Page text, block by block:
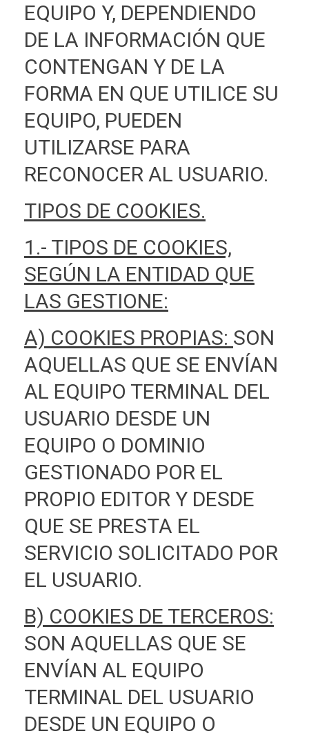
EQUIPO Y, DEPENDIENDO
DE LA INFORMACIÓN QUE
CONTENGAN Y DE LA
FORMA EN QUE UTILICE SU
EQUIPO, PUEDEN
UTILIZARSE PARA
RECONOCER AL USUARIO.
TIPOS DE COOKIES.
1.- TIPOS DE COOKIES,
SEGÚN LA ENTIDAD QUE
LAS GESTIONE:
A) COOKIES PROPIAS: SON
AQUELLAS QUE SE ENVÍAN
AL EQUIPO TERMINAL DEL
USUARIO DESDE UN
EQUIPO O DOMINIO
GESTIONADO POR EL
PROPIO EDITOR Y DESDE
QUE SE PRESTA EL
SERVICIO SOLICITADO POR
EL USUARIO.
B) COOKIES DE TERCEROS:
SON AQUELLAS QUE SE
ENVÍAN AL EQUIPO
TERMINAL DEL USUARIO
DESDE UN EQUIPO O